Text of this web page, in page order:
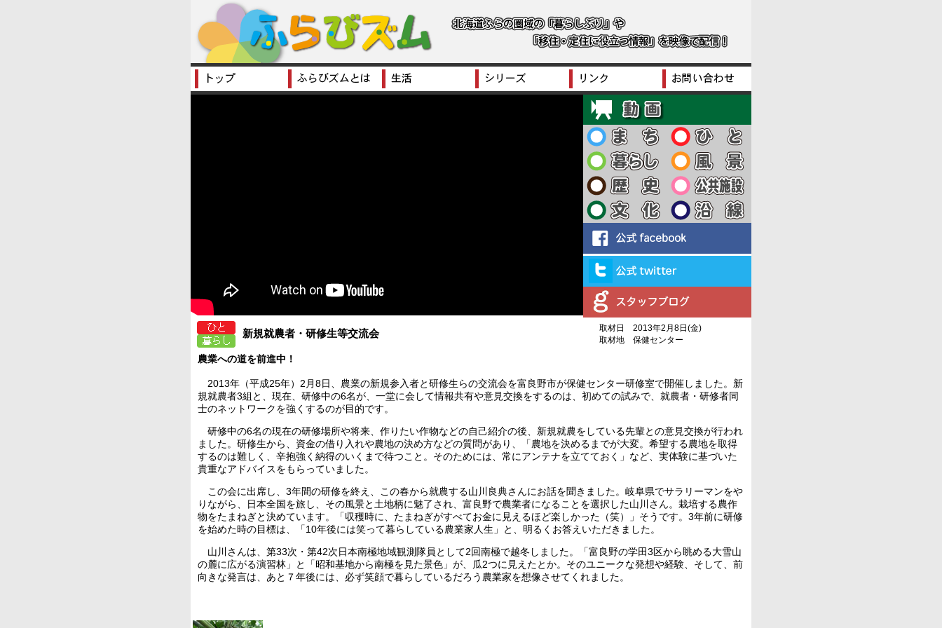
新規就農者・研修生等交流会
取材日 2013年2月8日(金)
取材地 保健センター
農業への道を前進中！
2013年（平成25年）2月8日、農業の新規参入者と研修生らの交流会を富良野市が保健センター研修室で開催しました。新
規就農者3組と、現在、研修中の6名が、一堂に会して情報共有や意見交換をするのは、初めての試みで、就農者・研修者同
士のネットワークを強くするのが目的です。
研修中の6名の現在の研修場所や将来、作りたい作物などの自己紹介の後、新規就農をしている先輩との意見交換が行われ
ました。研修生から、資金の借り入れや農地の決め方などの質問があり、「農地を決めるまでが大変。希望する農地を取得
するのは難しく、辛抱強く納得のいくまで待つこと。そのためには、常にアンテナを立てておく」など、実体験に基づいた
貴重なアドバイスをもらっていました。
この会に出席し、3年間の研修を終え、この春から就農する山川良典さんにお話を聞きました。岐阜県でサラリーマンをや
りながら、日本全国を旅し、その風景と土地柄に魅了され、富良野で農業者になることを選択した山川さん。栽培する農作
物をたまねぎと決めています。「収穫時に、たまねぎがすべてお金に見えるほど楽しかった（笑）」そうです。3年前に研修
を始めた時の目標は、「10年後には笑って暮らしている農業家人生」と、明るくお答えいただきました。
山川さんは、第33次・第42次日本南極地域観測隊員として2回南極で越冬しました。「富良野の学田3区から眺める大雪山
の麓に広がる演習林」と「昭和基地から南極を見た景色」が、瓜2つに見えたとか。そのユニークな発想や経験、そして、前
向きな発言は、あと７年後には、必ず笑顔で暮らしているだろう農業家を想像させてくれました。